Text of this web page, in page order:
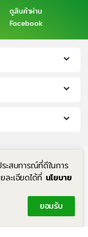
ดูสินค้าผ่าน
Facebook
ะสบการณ์ที่ดีในการ
ะเอียดได้ที่ นโยบาย
ยอมรับ